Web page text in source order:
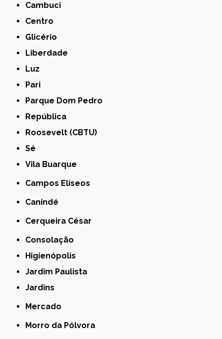
Cambuci
Centro
Glicério
Liberdade
Luz
Pari
Parque Dom Pedro
República
Roosevelt (CBTU)
Sé
Vila Buarque
Campos Elíseos
Canindé
Cerqueira César
Consolação
Higienópolis
Jardim Paulista
Jardins
Mercado
Morro da Pólvora